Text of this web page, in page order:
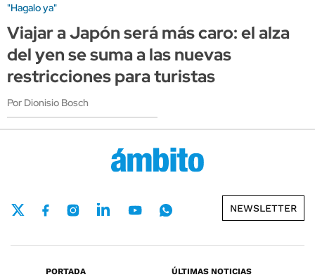
"Hagalo ya"
Viajar a Japón será más caro: el alza
del yen se suma a las nuevas
restricciones para turistas
Por Dionisio Bosch
NEWSLETTER
PORTADA
ÚLTIMAS NOTICIAS